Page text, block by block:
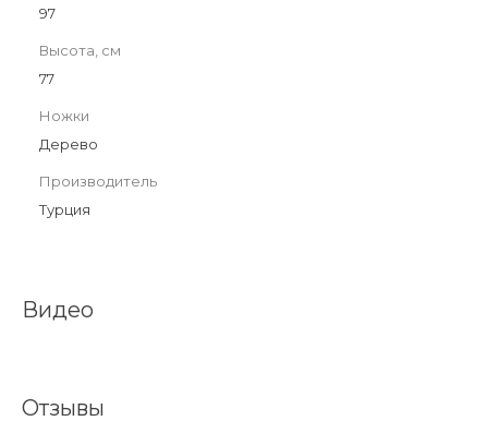
97
Высота, см
77
Ножки
Дерево
Производитель
Турция
Видео
Отзывы